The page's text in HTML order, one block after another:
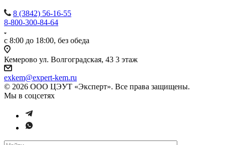
8 (3842) 56-16-55
8-800-300-84-64
с 8:00 до 18:00, без обеда
Кемерово ул. Волгоградская, 43 3 этаж
exkem@expert-kem.ru
© 2026 ООО ЦЭУТ «Эксперт». Все права защищены.
Мы в соцсетях